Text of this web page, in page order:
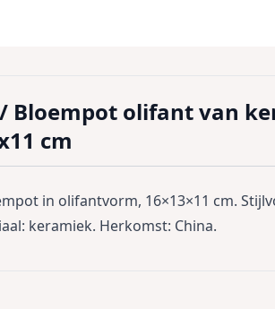
Bloempot olifant van
cm
in olifantvorm, 16×13×11 cm.
keramiek. Herkomst: China.